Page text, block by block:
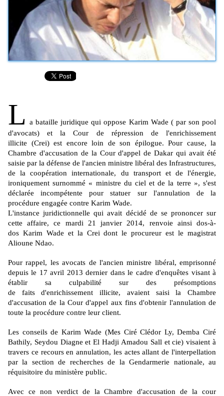
L a bataille juridique qui oppose Karim Wade ( par son pool
d'avocats) et la Cour de répression de l'enrichissement
illicite (Crei)est encore loin de son épilogue. Pour cause, la
Chambre d'accusation de la Cour d'appel de Dakar qui avait été
saisie par la défense de l'ancien ministre libéral des Infrastructures,
de la coopération internationale, du transport et de l'énergie,
ironiquementsurnommé « ministre du ciel et de la terre », s'est
déclarée incompétente pour statuer sur l'annulation de la
procédure engagée contre Karim Wade.
L'instance juridictionnelle qui avait décidé de se prononcer sur
cette affaire, ce mardi 21 janvier 2014, renvoie ainsi dos-à-
dos Karim Wade et la Crei dont le procureur est le magistrat
Alioune Ndao.
Pour rappel, les avocats de l'ancien ministre libéral, emprisonné
depuis le 17 avril 2013 dernier dans le cadre d'enquêtes visant à
établir sa culpabilité sur des présomptions
de faitsd'enrichissement illicite, avaient saisi la Chambre
d'accusation de la Cour d'appel aux fins d'obtenir l'annulation de
toute la procédure contre leur client.
Les conseils de KarimWade (Mes Ciré Clédor Ly, Demba Ciré
Bathily, Seydou Diagne et El Hadji Amadou Sall etcie) visaient à
travers ce recours en annulation, les actes allant de l'interpellation
par la section de recherches de la Gendarmerie nationale, au
réquisitoire du ministère public.
Avec ce non verdictde la Chambre d'accusation de la cour